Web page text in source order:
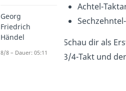
Achtel-
Schau dir als
3/4-Takt und
Georg
Friedrich
Händel
8/8 – Dauer: 05:11